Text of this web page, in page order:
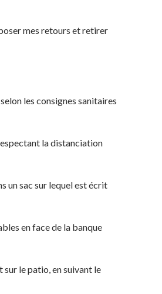
mes retours et retirer
selon les consignes sanitaires
la distanciation
un sac sur lequel est écrit
en face de la banque
le patio, en suivant le